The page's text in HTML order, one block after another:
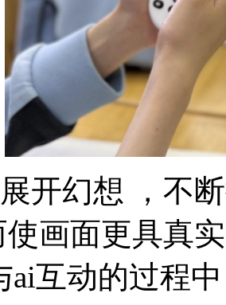
幻想 ，不
使画面更具
互动的过程中